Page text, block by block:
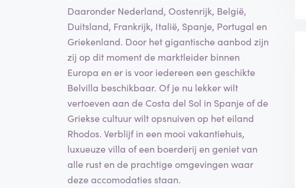
Daaronder Nederland, Oostenrijk, België,
Duitsland, Frankrijk, Italië, Spanje, Portugal en
Griekenland. Door het gigantische aanbod zijn
zij op dit moment de marktleider binnen
Europa en er is voor iedereen een geschikte
Belvilla beschikbaar. Of je nu lekker wilt
vertoeven aan de Costa del Sol in Spanje of de
Griekse cultuur wilt opsnuiven op het eiland
Rhodos. Verblijf in een mooi vakantiehuis,
luxueuze villa of een boerderij en geniet van
alle rust en de prachtige omgevingen waar
deze accomodaties staan.